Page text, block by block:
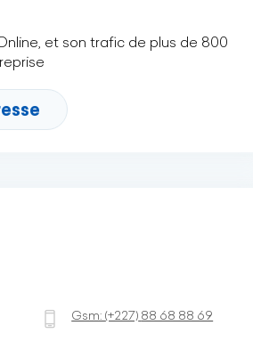
et son trafic de plus de 800
Gsm:(+227) 88 68 88 69